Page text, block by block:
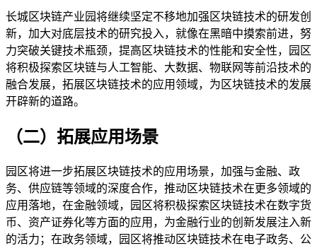
长城区块链产业园将继续坚定不移地加强区块链技术的研发创
新，加大对底层技术的研究投入，就像在黑暗中摸索前进，努
力突破关键技术瓶颈，提高区块链技术的性能和安全性，园区
将积极探索区块链与人工智能、大数据、物联网等前沿技术的
融合发展，拓展区块链技术的应用领域，为区块链技术的发展
开辟新的道路。
（二）拓展应用场景
园区将进一步拓展区块链技术的应用场景，加强与金融、政
务、供应链等领域的深度合作，推动区块链技术在更多领域的
应用落地，在金融领域，园区将积极探索区块链技术在数字货
币、资产证券化等方面的应用，为金融行业的创新发展注入新
的活力；在政务领域，园区将推动区块链技术在电子政务、公